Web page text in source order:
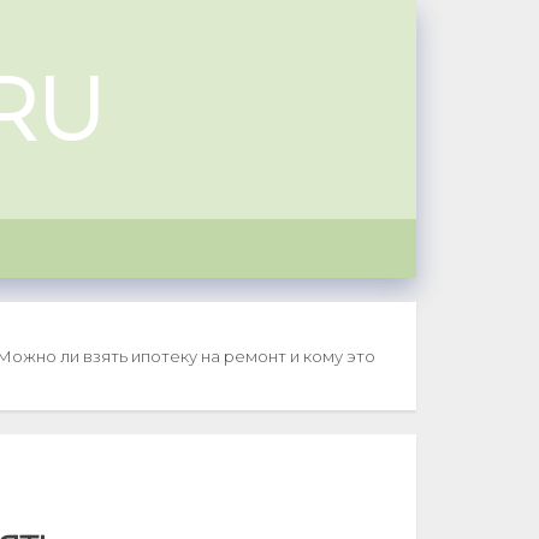
ли взять ипотеку на ремонт и кому это